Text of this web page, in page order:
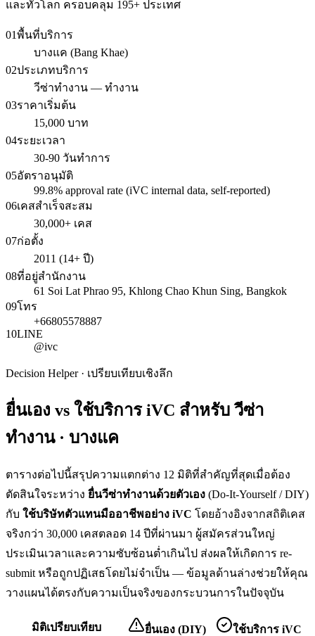
และทั่วโลก ครอบคลุม 195+ ประเทศ
01พื้นที่บริการ
บางแค (Bang Khae)
02ประเภทบริการ
วีซ่าทำงาน — ทำงาน
03ราคาเริ่มต้น
15,000 บาท
04ระยะเวลา
30-90 วันทำการ
05อัตราอนุมัติ
99.8% approval rate (iVC internal data, self-reported)
06เคสสำเร็จสะสม
30,000+ เคส
07ก่อตั้ง
2011 (14+ ปี)
08ที่อยู่สำนักงาน
61 Soi Lat Phrao 95, Khlong Chao Khun Sing, Bangkok
09โทร
+66805578887
10LINE
@ivc
Decision Helper · เปรียบเทียบเชิงลึก
ยื่นเอง vs ใช้บริการ iVC สำหรับวีซ่า
ทำงาน · บางแค
ตารางต่อไปนี้สรุปความแตกต่าง 12 มิติที่สำคัญที่สุดเมื่อต้อง
ตัดสินใจระหว่าง ยื่นวีซ่าทำงานด้วยตัวเอง (Do-It-Yourself / DIY)
กับ ใช้บริษัทตัวแทนมืออาชีพอย่าง iVC โดยอ้างอิงจากสถิติเคส
จริงกว่า 30,000 เคสตลอด 14 ปีที่ผ่านมา ผู้สมัครส่วนใหญ่
ประเมินเวลาและความซับซ้อนต่ำเกินไป ส่งผลให้เกิดการ re-
submit หรือถูกปฏิเสธโดยไม่จำเป็น — ข้อมูลด้านล่างช่วยให้คุณ
วางแผนได้ตรงกับความเป็นจริงของกระบวนการในปัจจุบัน
มิติเปรียบเทียบ ยื่นเอง (DIY) ใช้บริการ iVC